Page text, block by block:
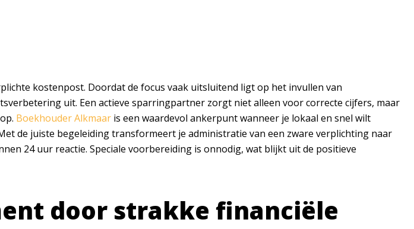
kostenpost. Doordat de focus vaak uitsluitend ligt op het invullen van
uit. Een actieve sparringpartner zorgt niet alleen voor correcte cijfers, maar
Boekhouder Alkmaar is een waardevol ankerpunt wanneer je lokaal en snel wilt
de juiste begeleiding transformeert je administratie van een zware verplichting naar
24 uur reactie. Speciale voorbereiding is onnodig, wat blijkt uit de positieve
door strakke financiële